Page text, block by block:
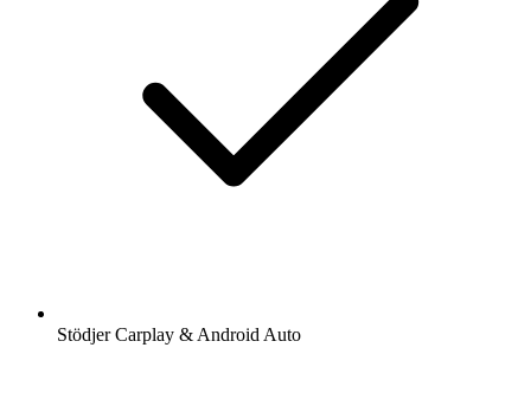
Stödjer Carplay & Android Auto